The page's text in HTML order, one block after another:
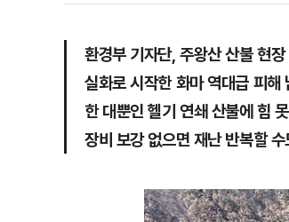
환경부 기자단, 주왕산 산불 현
실화로 시작한 화마 역대급 피해
한 대뿐인 헬기 연쇄 산불에 힘
장비 보강 없으면 재난 반복할 수